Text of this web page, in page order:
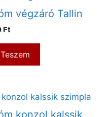
végzáró Tallin
Ft
konzol kalssik